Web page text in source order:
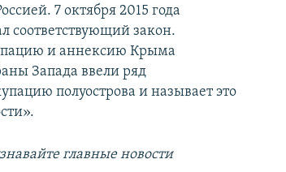
7 октября 2015 года
соответствующий закон.
и аннексию Крыма
Запада ввели ряд
полуострова и называет это
главные новости